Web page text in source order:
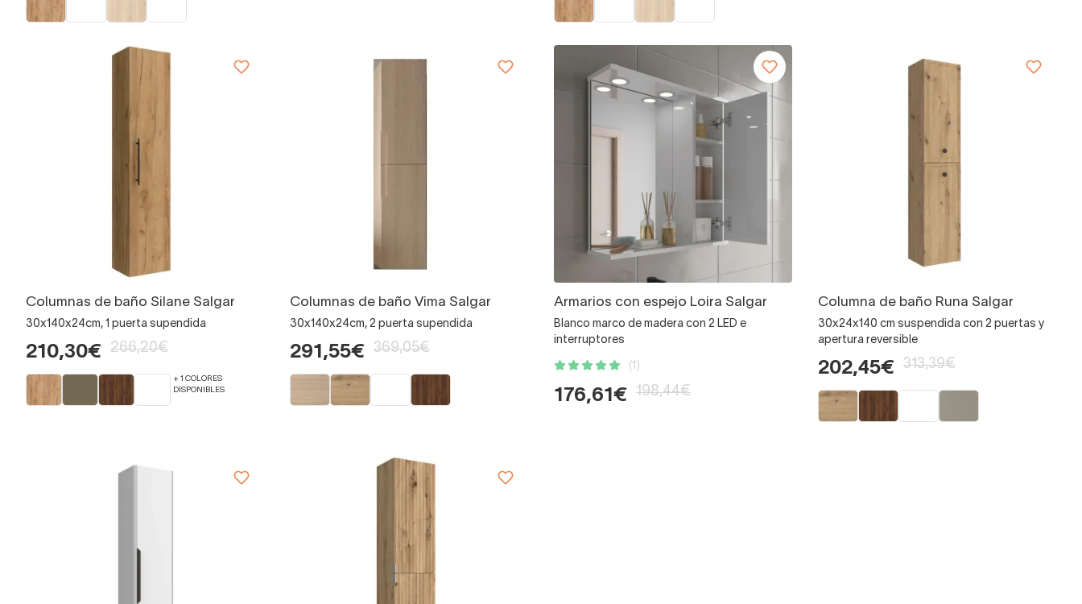
Columnas de baño Silane Salgar
30x140x24cm, 1 puerta supendida
210,30€ 266,20€
+ 1 COLORES
DISPONIBLES
Columnas de baño Vima Salgar
30x140x24cm, 2 puerta supendida
291,55€ 369,05€
Armarios con espejo Loira Salgar
Blanco marco de madera con 2 LED e
interruptores
(1)
176,61€ 198,44€
Columna de baño Runa Salgar
30x24x140 cm suspendida con 2 puertas y
apertura reversible
202,45€ 313,39€